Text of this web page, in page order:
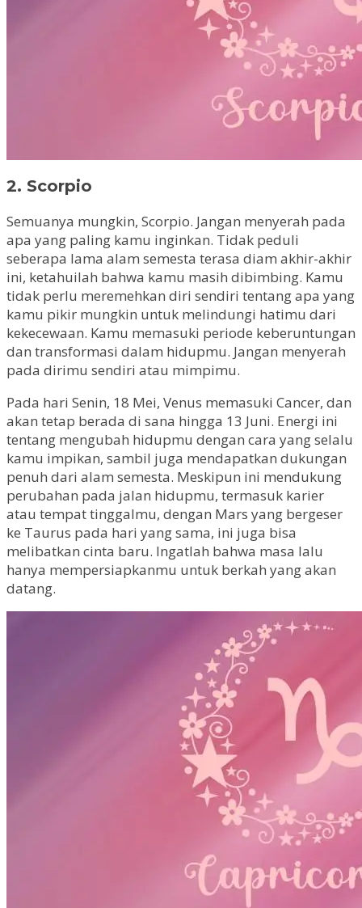
2. Scorpio
Semuanya mungkin, Scorpio. Jangan menyerah pada
apa yang paling kamu inginkan. Tidak peduli
seberapa lama alam semesta terasa diam akhir-akhir
ini, ketahuilah bahwa kamu masih dibimbing. Kamu
tidak perlu meremehkan diri sendiri tentang apa yang
kamu pikir mungkin untuk melindungi hatimu dari
kekecewaan. Kamu memasuki periode keberuntungan
dan transformasi dalam hidupmu. Jangan menyerah
pada dirimu sendiri atau mimpimu.
Pada hari Senin, 18 Mei, Venus memasuki Cancer, dan
akan tetap berada di sana hingga 13 Juni. Energi ini
tentang mengubah hidupmu dengan cara yang selalu
kamu impikan, sambil juga mendapatkan dukungan
penuh dari alam semesta. Meskipun ini mendukung
perubahan pada jalan hidupmu, termasuk karier
atau tempat tinggalmu, dengan Mars yang bergeser
ke Taurus pada hari yang sama, ini juga bisa
melibatkan cinta baru. Ingatlah bahwa masa lalu
hanya mempersiapkanmu untuk berkah yang akan
datang.